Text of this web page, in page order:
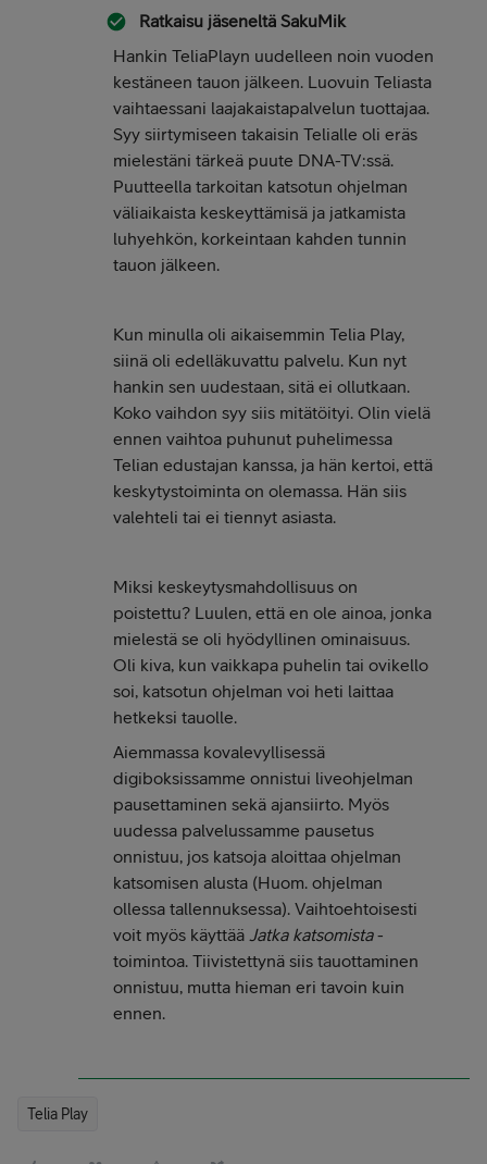
Ratkaisu jäseneltä SakuMik
Hankin TeliaPlayn uudelleen noin vuoden
kestäneen tauon jälkeen. Luovuin Teliasta
vaihtaessani laajakaistapalvelun tuottajaa.
Syy siirtymiseen takaisin Telialle oli eräs
mielestäni tärkeä puute DNA-TV:ssä.
Puutteella tarkoitan katsotun ohjelman
väliaikaista keskeyttämisä ja jatkamista
luhyehkön, korkeintaan kahden tunnin
tauon jälkeen.
Kun minulla oli aikaisemmin Telia Play,
siinä oli edelläkuvattu palvelu. Kun nyt
hankin sen uudestaan, sitä ei ollutkaan.
Koko vaihdon syy siis mitätöityi. Olin vielä
ennen vaihtoa puhunut puhelimessa
Telian edustajan kanssa, ja hän kertoi, että
keskytystoiminta on olemassa. Hän siis
valehteli tai ei tiennyt asiasta.
Miksi keskeytysmahdollisuus on
poistettu? Luulen, että en ole ainoa, jonka
mielestä se oli hyödyllinen ominaisuus.
Oli kiva, kun vaikkapa puhelin tai ovikello
soi, katsotun ohjelman voi heti laittaa
hetkeksi tauolle.
Aiemmassa kovalevyllisessä
digiboksissamme onnistui liveohjelman
pausettaminen sekä ajansiirto. Myös
uudessa palvelussamme pausetus
onnistuu, jos katsoja aloittaa ohjelman
katsomisen alusta (Huom. ohjelman
ollessa tallennuksessa). Vaihtoehtoisesti
voit myös käyttää Jatka katsomista-
toimintoa. Tiivistettynä siis tauottaminen
onnistuu, mutta hieman eri tavoin kuin
ennen.
Telia Play